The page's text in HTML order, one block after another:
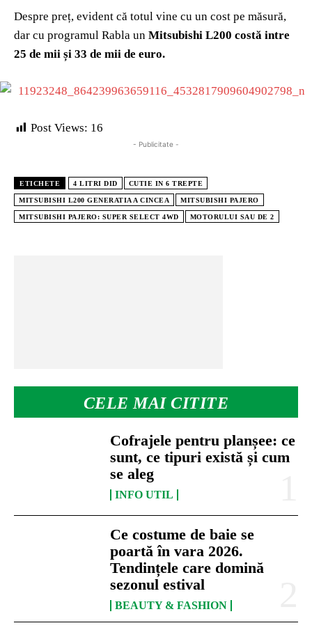
CELE MAI CITITE
Cofrajele pentru planșee: ce
sunt, ce tipuri există și cum
se aleg
INFO UTIL
Ce costume de baie se
poartă în vara 2026.
Tendințele care domină
sezonul estival
BEAUTY & FASHION
Despre preț, evident că totul vine cu un cost pe măsură,
dar cu programul Rabla un Mitsubishi L200 costă intre
25 de mii și 33 de mii de euro.
Post Views: 16
- Publicitate -
ETICHETE 4 LITRI DID CUTIE IN 6 TREPTE
MITSUBISHI L200 GENERATIA A CINCEA MITSUBISHI PAJERO
MITSUBISHI PAJERO: SUPER SELECT 4WD MOTORULUI SAU DE 2